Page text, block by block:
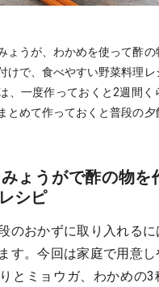
ょうが、わかめを使って酢の
けで、食べやすい野菜料理
、一度作っておくと2週間く
とめて作っておくと普段の夕
ょうがで酢の物を
シピ
のおかずに取り入れるに
す。今回は家庭で用意
とミョウガ、わかめの3